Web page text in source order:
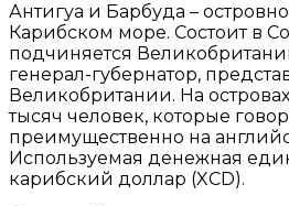
Антигуа и Барбуда –
Карибском море. Состоит в
подчиняется
генерал-губернатор,
Великобритании. На
тысяч человек, которые
преимущественно на
Используемая денежная
карибский доллар (XCD).